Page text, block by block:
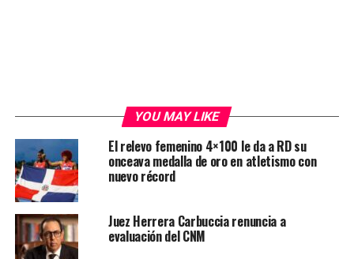
YOU MAY LIKE
El relevo femenino 4×100 le da a RD su
onceava medalla de oro en atletismo con
nuevo récord
Juez Herrera Carbuccia renuncia a
evaluación del CNM